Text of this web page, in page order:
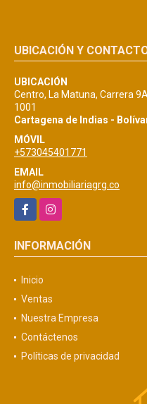
UBICACIÓN Y
UBICACIÓN
Centro, La Matuna, Carrera
1001
Cartagena de Indias -
MÓVIL
+573045401771
EMAIL
info@inmobiliariagrg.co
FacebookInstagram
INFORMACIÓN
Inicio
Ventas
Nuestra Empresa
Contáctenos
Políticas de privacidad